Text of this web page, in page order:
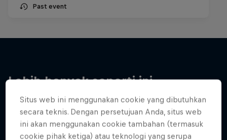
Past event
Lebih banyak seperti ini
Situs web ini menggunakan cookie yang dibutuhkan
secara teknis. Dengan persetujuan Anda, situs web
ini akan menggunakan cookie tambahan (termasuk
cookie pihak ketiga) atau teknologi yang serupa